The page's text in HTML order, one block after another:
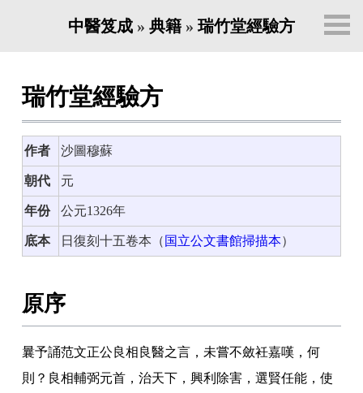
中醫笈成 » 典籍 »瑞竹堂經驗方
瑞竹堂經驗方
作者 沙圖穆蘇
朝代 元
年份 公元1326年
底本 日復刻十五卷本（ 国立公文書館掃描本）
原序
曩予誦范文正公良相良醫之言 ， 未嘗不斂衽嘉嘆 ，何
則 ？ 良相輔弼元首 ，治天下 ，興利除害 ，選賢任能 ，使